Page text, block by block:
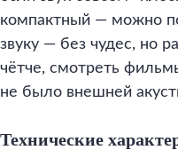
компактный — можно
звуку — без чудес, но
чётче, смотреть
не было внешней
Технические